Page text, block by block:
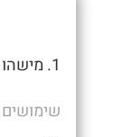
1. מישהו שצריך זין.
שימושים